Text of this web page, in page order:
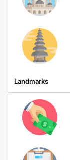
Landmarks